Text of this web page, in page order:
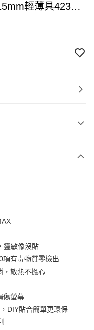
輕薄具423Kg
鍍層裸機觸感.
靈敏像沒貼
項有毒物質零檢出
，散熱不擔心
傷螢幕
DIY貼合簡單更環保